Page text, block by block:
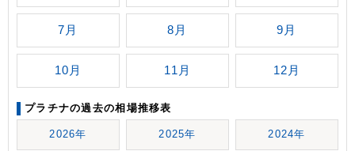
7月 8月 9月
10月 11月 12月
プラチナの過去の相場推移表
2026年 2025年 2024年